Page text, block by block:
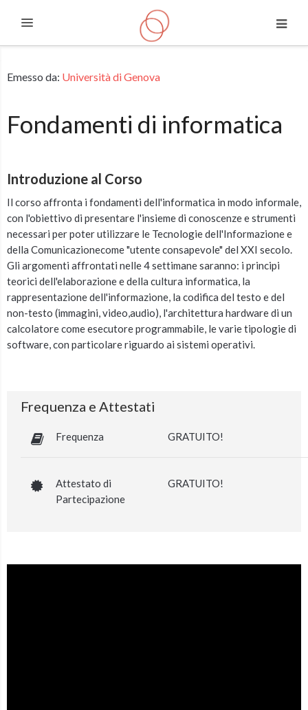
Espandi
Emesso da: Università di Genova
Fondamenti di informatica
Introduzione al Corso
Il corso affronta i fondamenti dell'informatica in modo informale,
con l'obiettivo di presentare l'insieme di conoscenze e strumenti
necessari per poter utilizzare le Tecnologie dell'Informazione e
della Comunicazionecome "utente consapevole" del XXI secolo.
Gli argomenti affrontati nelle 4 settimane saranno: i principi
teorici dell'elaborazione e della cultura informatica, la
rappresentazione dell'informazione, la codifica del testo e del
non-testo (immagini, video,audio), l'architettura hardware di un
calcolatore come esecutore programmabile, le varie tipologie di
software, con particolare riguardo ai sistemi operativi.
Frequenza e Attestati
Frequenza GRATUITO!
Attestato di
Partecipazione
GRATUITO!